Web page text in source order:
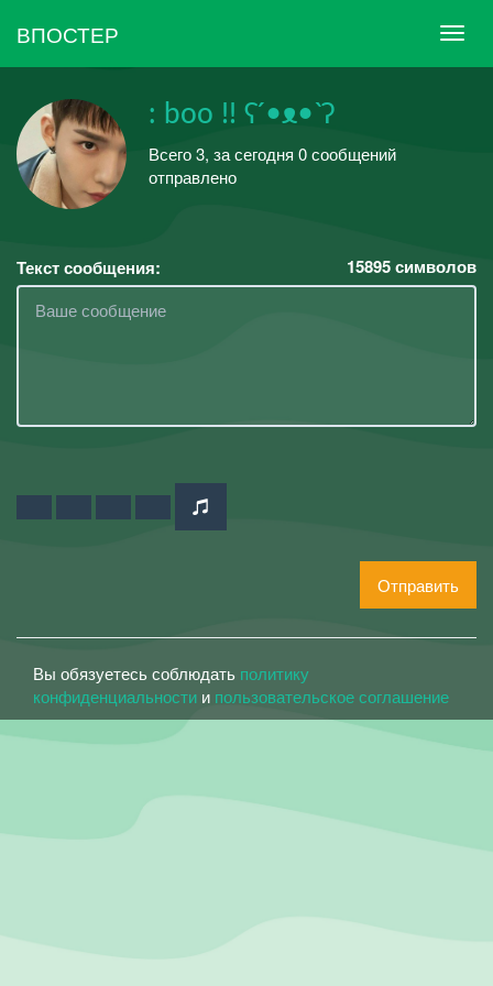
ВПОСТЕР
: boo !! ʕ´•ᴥ•`ʔ
Всего 3, за сегодня 0 сообщений
отправлено
Текст сообщения: 15895символов
Отправить
Вы обязуетесь соблюдать политику
конфиденциальности и пользовательское соглашение